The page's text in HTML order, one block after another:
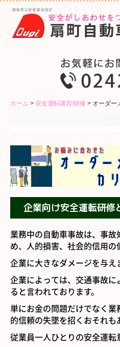
入校・教習について
入校手続き
教習車種と内容
オンライン学科
特例教習について
普通免許
準中型免許
普通／大型自動二輪車
普通第二種免許
学科予定表
ホーム 安全運転講習/研修 オーダー
企業向け安全運転研修
業務中の自動車事故は、事
め、人的損害、社会的信用の
企業に大きなダメージを与え
企業によっては、交通事故
ると言われております。
単にお金の問題だけでなく
的信頼の失墜を招くおそれも
従業員一人ひとりの安全運転